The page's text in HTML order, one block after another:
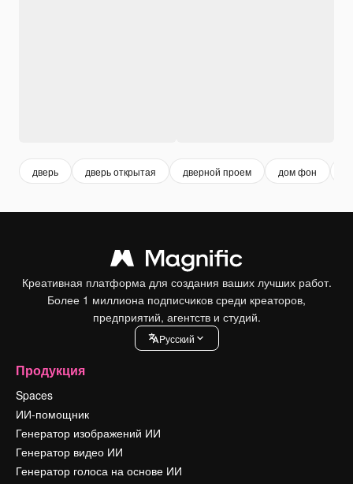
дверь дверь открытая дверной проем дом фон
Креативная платформа для создания ваших лучших работ.
Более 1 миллиона подписчиков среди креаторов,
предприятий, агентств и студий.
Pусский
Продукция
Spaces
ИИ-помощник
Генератор изображений ИИ
Генератор видео ИИ
Генератор голоса на основе ИИ